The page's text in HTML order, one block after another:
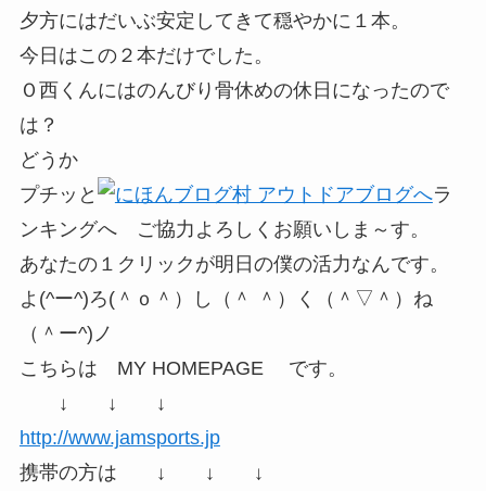
夕方にはだいぶ安定してきて穏やかに１本。
今日はこの２本だけでした。
Ｏ西くんにはのんびり骨休めの休日になったので
は？
どうか
プチッと
ラ
ンキングへ ご協力よろしくお願いしま～す。
あなたの１クリックが明日の僕の活力なんです。
よ(^ー^)ろ(＾ｏ＾）し（＾ ＾）く（＾▽＾）ね
（＾ー^)ノ
こちらは MY HOMEPAGE です。
↓ ↓ ↓
http://www.jamsports.jp
携帯の方は ↓ ↓ ↓